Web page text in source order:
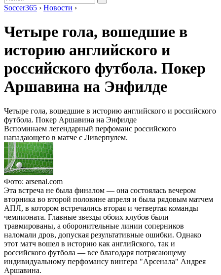
Soccer365 › Новости ›
Четыре гола, вошедшие в
историю английского и
российского футбола. Покер
Аршавина на Энфилде
Четыре гола, вошедшие в историю английского и российского
футбола. Покер Аршавина на Энфилде
Вспоминаем легендарный перфоманс российского
нападающего в матче с Ливерпулем.
Фото: arsenal.com
Эта встреча не была финалом — она состоялась вечером
вторника во второй половине апреля и была рядовым матчем
АПЛ, в котором встречались вторая и четвертая команды
чемпионата. Главные звезды обоих клубов были
травмированы, а оборонительные линии соперников
наломали дров, допуская результативные ошибки. Однако
этот матч вошел в историю как английского, так и
российского футбола — все благодаря потрясающему
индивидуальному перфомансу вингера "Арсенала" Андрея
Аршавина.